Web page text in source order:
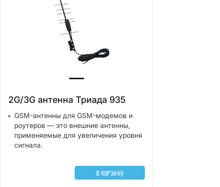
2G/3G антенна Триада 935
GSM-антенны для GSM-модемов и
роутеров — это внешние антенны,
применяемые для увеличения уровня
сигнала.
В КОРЗИНУ